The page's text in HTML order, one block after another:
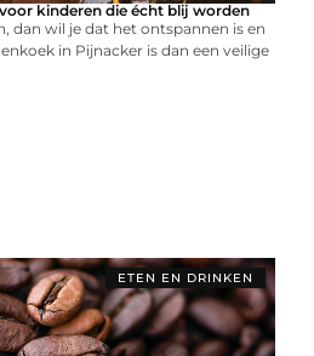
kinderen die écht blij worden
dan wil je dat het ontspannen is en
in Pijnacker is dan een veilige
ETEN EN DRINKEN